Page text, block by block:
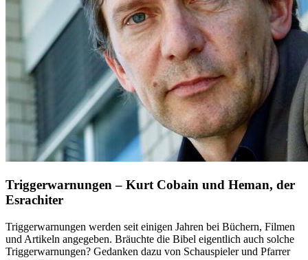
Triggerwarnungen – Kurt Cobain und Heman, der
Esrachiter
Triggerwarnungen werden seit einigen Jahren bei Büchern, Filmen
und Artikeln angegeben. Bräuchte die Bibel eigentlich auch solche
Triggerwarnungen? Gedanken dazu von Schauspieler und Pfarrer